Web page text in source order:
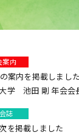
案内
案内を掲載しまし
学 池田 剛 年会会
誌
を掲載しました